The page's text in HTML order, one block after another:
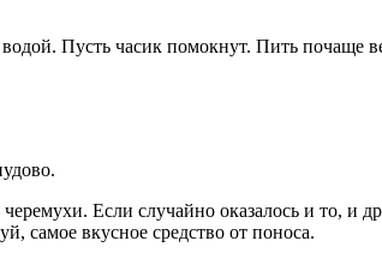
Пусть часик помокнут. Пить почаще
Если случайно оказалось и то, и
самое вкусное средство от поноса.